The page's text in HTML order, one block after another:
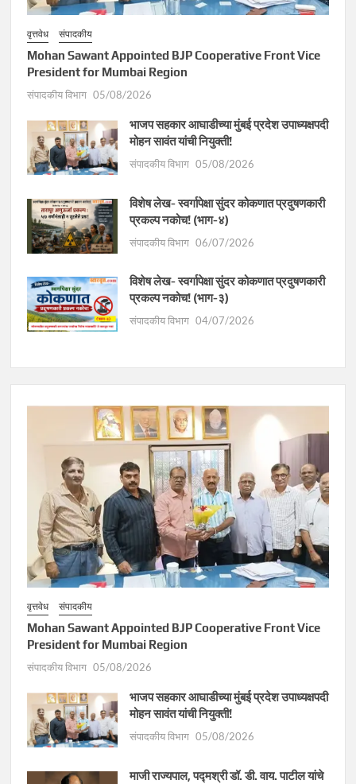
वृत्तवेध संपादकीय
Mohan Sawant Appointed BJP Cooperative Front Vice
President for Mumbai Region
संपादकीय विभाग 05/08/2026
भाजप सहकार आघाडीच्या मुंबई प्रदेश उपाध्यक्षपदी
मोहन सावंत यांची नियुक्ती!
संपादकीय विभाग 05/08/2026
विशेष लेख- स्वर्गापेक्षा सुंदर कोकणात प्रदुषणकारी
प्रकल्प नकोच! (भाग-४)
संपादकीय विभाग 06/07/2026
विशेष लेख- स्वर्गापेक्षा सुंदर कोकणात प्रदुषणकारी
प्रकल्प नकोच! (भाग-३)
संपादकीय विभाग 04/07/2026
वृत्तवेध संपादकीय
Mohan Sawant Appointed BJP Cooperative Front Vice
President for Mumbai Region
संपादकीय विभाग 05/08/2026
भाजप सहकार आघाडीच्या मुंबई प्रदेश उपाध्यक्षपदी
मोहन सावंत यांची नियुक्ती!
संपादकीय विभाग 05/08/2026
माजी राज्यपाल, पद्मश्री डॉ. डी. वाय. पाटील यांचे